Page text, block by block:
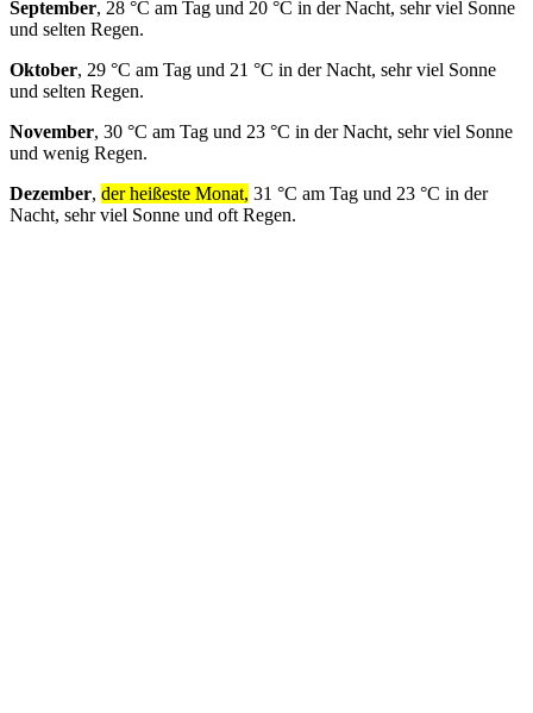
September, 28 °C am Tag und 20 °C in der Nacht, sehr viel Sonne
und selten Regen.
Oktober, 29 °C am Tag und 21 °C in der Nacht, sehr viel Sonne
und selten Regen.
November, 30 °C am Tag und 23 °C in der Nacht, sehr viel Sonne
und wenig Regen.
Dezember, der heißeste Monat, 31 °C am Tag und 23 °C in der
Nacht, sehr viel Sonne und oft Regen.